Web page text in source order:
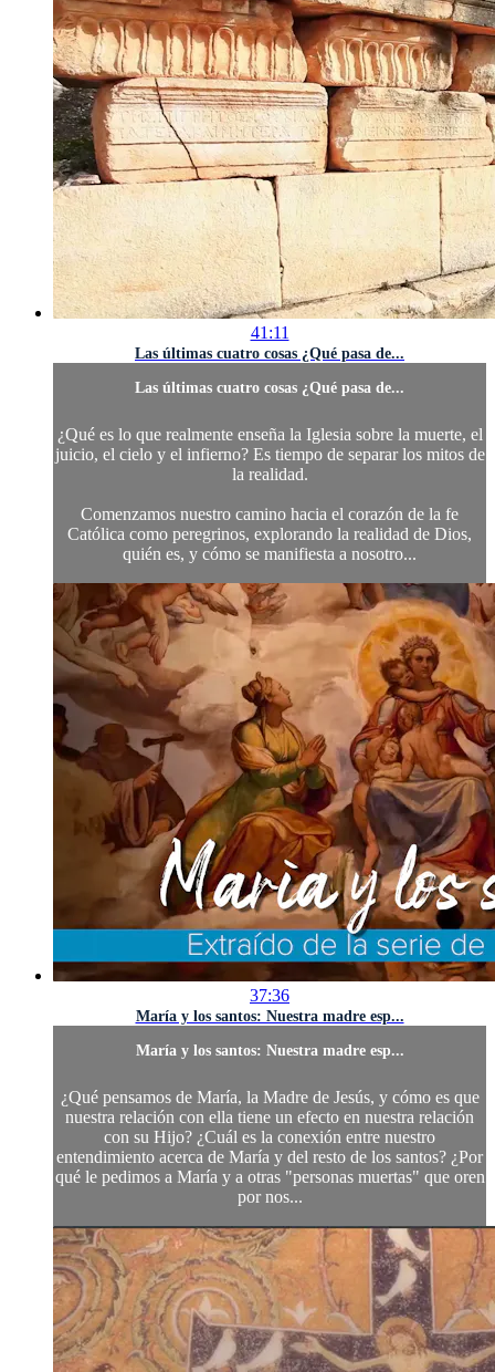
41:11
Las últimas cuatro cosas ¿Qué pasa de...
Las últimas cuatro cosas ¿Qué pasa de...
¿Qué es lo que realmente enseña la Iglesia sobre la muerte, el
juicio, el cielo y el infierno? Es tiempo de separar los mitos de
la realidad.
Comenzamos nuestro camino hacia el corazón de la fe
Católica como peregrinos, explorando la realidad de Dios,
quién es, y cómo se manifiesta a nosotro...
37:36
María y los santos: Nuestra madre esp...
María y los santos: Nuestra madre esp...
¿Qué pensamos de María, la Madre de Jesús, y cómo es que
nuestra relación con ella tiene un efecto en nuestra relación
con su Hijo? ¿Cuál es la conexión entre nuestro
entendimiento acerca de María y del resto de los santos? ¿Por
qué le pedimos a María y a otras "personas muertas" que oren
por nos...